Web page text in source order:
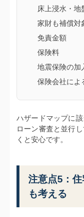
床上浸水・地
家財も補償対
免責金額
保険料
地震保険の加
保険会社によ
ハザードマップに
ローン審査と並行
くと安心です。
注意点5：
も考える